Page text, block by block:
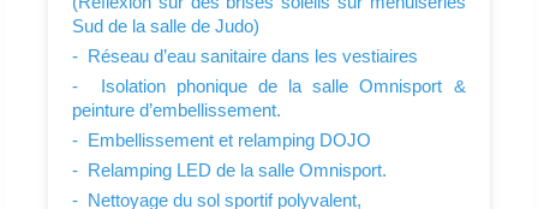
Sud de la salle de Judo)
- Réseau d’eau sanitaire dans les vestiaires
- Isolation phonique de la salle Omnisport &
peinture d’embellissement.
- Embellissement et relamping DOJO
- Relamping LED de la salle Omnisport.
- Nettoyage du sol sportif polyvalent,